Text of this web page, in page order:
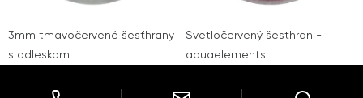
3mm tmavočervené šesťhrany
s odleskom
Svetločervený šesťhran -
aquaelements